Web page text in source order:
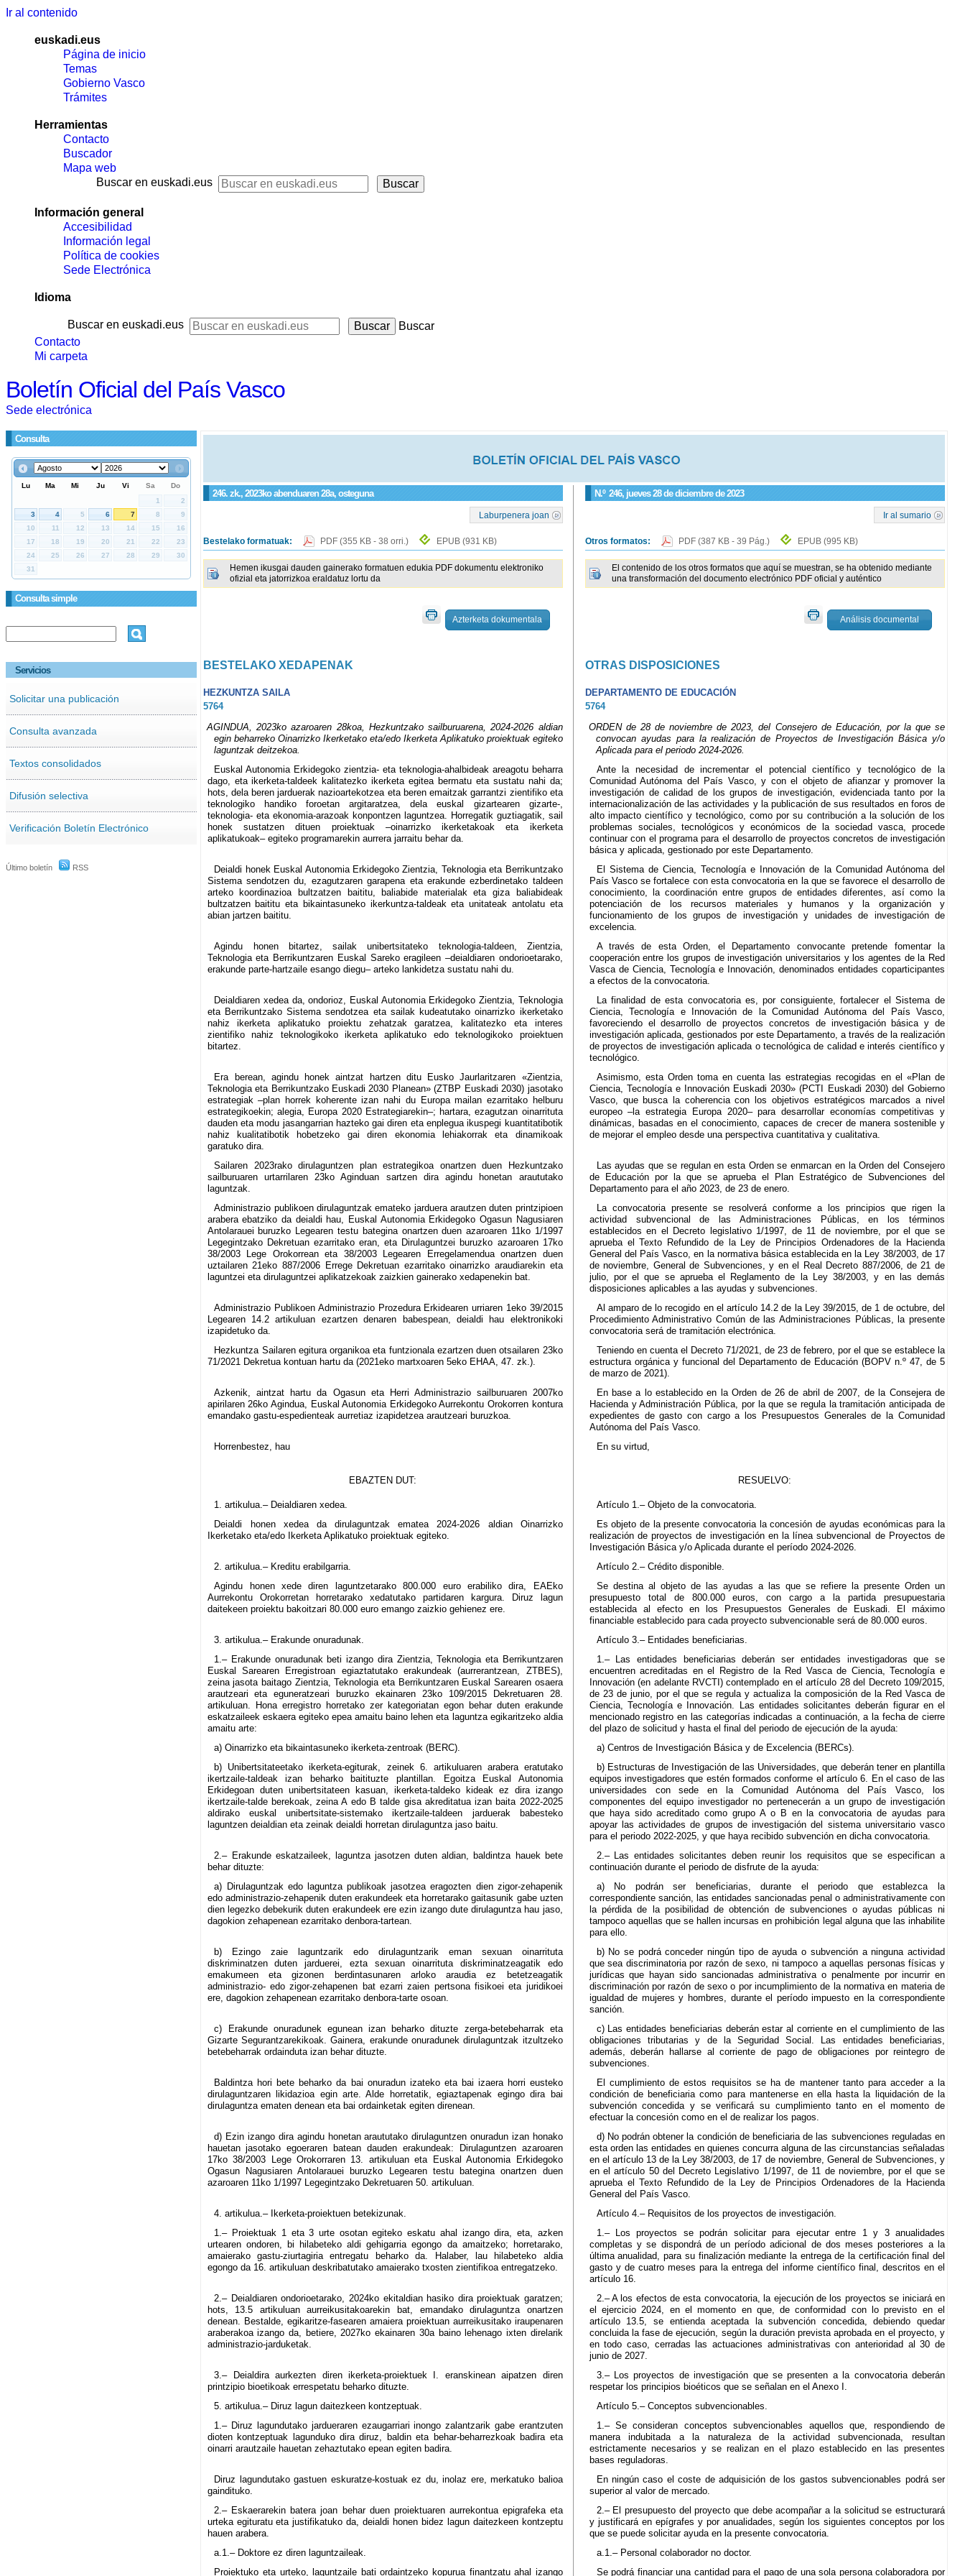
Ir al contenido
euskadi.eus
Página de inicio
Temas
Gobierno Vasco
Trámites
Herramientas
Contacto
Buscador
Mapa web
Buscar en euskadi.eus
Información general
Accesibilidad
Información legal
Política de cookies
Sede Electrónica
Idioma
Buscar en euskadi.eus
Buscar
Contacto
Mi carpeta
Boletín Oficial del País Vasco
Sede electrónica
Consulta
Consulta simple
Servicios
Solicitar una publicación
Consulta avanzada
Textos consolidados
Difusión selectiva
Verificación Boletín Electrónico
Último boletín RSS
246. zk., 2023ko abenduaren 28a, osteguna N.º 246, jueves 28 de diciembre de 2023
Laburpenera joan
Bestelako formatuak: PDF (355 KB - 38 orri.) EPUB (931 KB)
Hemen ikusgai dauden gainerako formatuen edukia PDF dokumentu elektroniko
ofizial eta jatorrizkoa eraldatuz lortu da
Azterketa dokumentala
Ir al sumario
Otros formatos: PDF (387 KB - 39 Pág.) EPUB (995 KB)
El contenido de los otros formatos que aquí se muestran, se ha obtenido mediante
una transformación del documento electrónico PDF oficial y auténtico
Análisis documental
BESTELAKO XEDAPENAK OTRAS DISPOSICIONES
HEZKUNTZA SAILA
DEPARTAMENTO DE EDUCACIÓN
5764
5764
AGINDUA, 2023ko azaroaren 28koa, Hezkuntzako sailburuarena, 2024-2026 aldian
egin beharreko Oinarrizko Ikerketako eta/edo Ikerketa Aplikatuko proiektuak egiteko
laguntzak deitzekoa.
ORDEN de 28 de noviembre de 2023, del Consejero de Educación, por la que se
convocan ayudas para la realización de Proyectos de Investigación Básica y/o
Aplicada para el periodo 2024-2026.
Euskal Autonomia Erkidegoko zientzia- eta teknologia-ahalbideak areagotu beharra
dago, eta ikerketa-taldeek kalitatezko ikerketa egitea bermatu eta sustatu nahi da;
hots, dela beren jarduerak nazioartekotzea eta beren emaitzak garrantzi zientifiko eta
teknologiko handiko foroetan argitaratzea, dela euskal gizartearen gizarte-,
teknologia- eta ekonomia-arazoak konpontzen laguntzea. Horregatik guztiagatik, sail
honek sustatzen dituen proiektuak –oinarrizko ikerketakoak eta ikerketa
aplikatukoak– egiteko programarekin aurrera jarraitu behar da.
Ante la necesidad de incrementar el potencial científico y tecnológico de la
Comunidad Autónoma del País Vasco, y con el objeto de afianzar y promover la
investigación de calidad de los grupos de investigación, evidenciada tanto por la
internacionalización de las actividades y la publicación de sus resultados en foros de
alto impacto científico y tecnológico, como por su contribución a la solución de los
problemas sociales, tecnológicos y económicos de la sociedad vasca, procede
continuar con el programa para el desarrollo de proyectos concretos de investigación
básica y aplicada, gestionado por este Departamento.
Deialdi honek Euskal Autonomia Erkidegoko Zientzia, Teknologia eta Berrikuntzako
Sistema sendotzen du, ezagutzaren garapena eta erakunde ezberdinetako taldeen
arteko koordinazioa bultzatzen baititu, baliabide materialak eta giza baliabideak
bultzatzen baititu eta bikaintasuneko ikerkuntza-taldeak eta unitateak antolatu eta
abian jartzen baititu.
El Sistema de Ciencia, Tecnología e Innovación de la Comunidad Autónoma del
País Vasco se fortalece con esta convocatoria en la que se favorece el desarrollo de
conocimiento, la coordinación entre grupos de entidades diferentes, así como la
potenciación de los recursos materiales y humanos y la organización y
funcionamiento de los grupos de investigación y unidades de investigación de
excelencia.
Agindu honen bitartez, sailak unibertsitateko teknologia-taldeen, Zientzia,
Teknologia eta Berrikuntzaren Euskal Sareko eragileen –deialdiaren ondorioetarako,
erakunde parte-hartzaile esango diegu– arteko lankidetza sustatu nahi du.
A través de esta Orden, el Departamento convocante pretende fomentar la
cooperación entre los grupos de investigación universitarios y los agentes de la Red
Vasca de Ciencia, Tecnología e Innovación, denominados entidades coparticipantes
a efectos de la convocatoria.
Deialdiaren xedea da, ondorioz, Euskal Autonomia Erkidegoko Zientzia, Teknologia
eta Berrikuntzako Sistema sendotzea eta sailak kudeatutako oinarrizko ikerketako
nahiz ikerketa aplikatuko proiektu zehatzak garatzea, kalitatezko eta interes
zientifiko nahiz teknologikoko ikerketa aplikatuko edo teknologikoko proiektuen
bitartez.
La finalidad de esta convocatoria es, por consiguiente, fortalecer el Sistema de
Ciencia, Tecnología e Innovación de la Comunidad Autónoma del País Vasco,
favoreciendo el desarrollo de proyectos concretos de investigación básica y de
investigación aplicada, gestionados por este Departamento, a través de la realización
de proyectos de investigación aplicada o tecnológica de calidad e interés científico y
tecnológico.
Era berean, agindu honek aintzat hartzen ditu Eusko Jaurlaritzaren «Zientzia,
Teknologia eta Berrikuntzako Euskadi 2030 Planean» (ZTBP Euskadi 2030) jasotako
estrategiak –plan horrek koherente izan nahi du Europa mailan ezarritako helburu
estrategikoekin; alegia, Europa 2020 Estrategiarekin–; hartara, ezagutzan oinarrituta
dauden eta modu jasangarrian hazteko gai diren eta enplegua ikuspegi kuantitatibotik
nahiz kualitatibotik hobetzeko gai diren ekonomia lehiakorrak eta dinamikoak
garatuko dira.
Asimismo, esta Orden toma en cuenta las estrategias recogidas en el «Plan de
Ciencia, Tecnología e Innovación Euskadi 2030» (PCTI Euskadi 2030) del Gobierno
Vasco, que busca la coherencia con los objetivos estratégicos marcados a nivel
europeo –la estrategia Europa 2020– para desarrollar economías competitivas y
dinámicas, basadas en el conocimiento, capaces de crecer de manera sostenible y
de mejorar el empleo desde una perspectiva cuantitativa y cualitativa.
Sailaren 2023rako dirulaguntzen plan estrategikoa onartzen duen Hezkuntzako
sailburuaren urtarrilaren 23ko Aginduan sartzen dira agindu honetan araututako
laguntzak.
Las ayudas que se regulan en esta Orden se enmarcan en la Orden del Consejero
de Educación por la que se aprueba el Plan Estratégico de Subvenciones del
Departamento para el año 2023, de 23 de enero.
Administrazio publikoen dirulaguntzak emateko jarduera arautzen duten printzipioen
arabera ebatziko da deialdi hau, Euskal Autonomia Erkidegoko Ogasun Nagusiaren
Antolarauei buruzko Legearen testu bategina onartzen duen azaroaren 11ko 1/1997
Legegintzako Dekretuan ezarritako eran, eta Dirulaguntzei buruzko azaroaren 17ko
38/2003 Lege Orokorrean eta 38/2003 Legearen Erregelamendua onartzen duen
uztailaren 21eko 887/2006 Errege Dekretuan ezarritako oinarrizko araudiarekin eta
laguntzei eta dirulaguntzei aplikatzekoak zaizkien gainerako xedapenekin bat.
La convocatoria presente se resolverá conforme a los principios que rigen la
actividad subvencional de las Administraciones Públicas, en los términos
establecidos en el Decreto legislativo 1/1997, de 11 de noviembre, por el que se
aprueba el Texto Refundido de la Ley de Principios Ordenadores de la Hacienda
General del País Vasco, en la normativa básica establecida en la Ley 38/2003, de 17
de noviembre, General de Subvenciones, y en el Real Decreto 887/2006, de 21 de
julio, por el que se aprueba el Reglamento de la Ley 38/2003, y en las demás
disposiciones aplicables a las ayudas y subvenciones.
Administrazio Publikoen Administrazio Prozedura Erkidearen urriaren 1eko 39/2015
Legearen 14.2 artikuluan ezartzen denaren babespean, deialdi hau elektronikoki
izapidetuko da.
Al amparo de lo recogido en el artículo 14.2 de la Ley 39/2015, de 1 de octubre, del
Procedimiento Administrativo Común de las Administraciones Públicas, la presente
convocatoria será de tramitación electrónica.
Hezkuntza Sailaren egitura organikoa eta funtzionala ezartzen duen otsailaren 23ko
71/2021 Dekretua kontuan hartu da (2021eko martxoaren 5eko EHAA, 47. zk.).
Teniendo en cuenta el Decreto 71/2021, de 23 de febrero, por el que se establece la
estructura orgánica y funcional del Departamento de Educación (BOPV n.º 47, de 5
de marzo de 2021).
Azkenik, aintzat hartu da Ogasun eta Herri Administrazio sailburuaren 2007ko
apirilaren 26ko Agindua, Euskal Autonomia Erkidegoko Aurrekontu Orokorren kontura
emandako gastu-espedienteak aurretiaz izapidetzea arautzeari buruzkoa.
En base a lo establecido en la Orden de 26 de abril de 2007, de la Consejera de
Hacienda y Administración Pública, por la que se regula la tramitación anticipada de
expedientes de gasto con cargo a los Presupuestos Generales de la Comunidad
Autónoma del País Vasco.
Horrenbestez, hau
En su virtud,
EBAZTEN DUT: RESUELVO:
1. artikulua.– Deialdiaren xedea.
Artículo 1.– Objeto de la convocatoria.
Deialdi honen xedea da dirulaguntzak ematea 2024-2026 aldian Oinarrizko
Ikerketako eta/edo Ikerketa Aplikatuko proiektuak egiteko.
Es objeto de la presente convocatoria la concesión de ayudas económicas para la
realización de proyectos de investigación en la línea subvencional de Proyectos de
Investigación Básica y/o Aplicada durante el período 2024-2026.
2. artikulua.– Kreditu erabilgarria.
Artículo 2.– Crédito disponible.
Agindu honen xede diren laguntzetarako 800.000 euro erabiliko dira, EAEko
Aurrekontu Orokorretan horretarako xedatutako partidaren kargura. Diruz lagun
daitekeen proiektu bakoitzari 80.000 euro emango zaizkio gehienez ere.
Se destina al objeto de las ayudas a las que se refiere la presente Orden un
presupuesto total de 800.000 euros, con cargo a la partida presupuestaria
establecida al efecto en los Presupuestos Generales de Euskadi. El máximo
financiable establecido para cada proyecto subvencionable será de 80.000 euros.
3. artikulua.– Erakunde onuradunak.
Artículo 3.– Entidades beneficiarias.
1.– Erakunde onuradunak beti izango dira Zientzia, Teknologia eta Berrikuntzaren
Euskal Sarearen Erregistroan egiaztatutako erakundeak (aurrerantzean, ZTBES),
zeina jasota baitago Zientzia, Teknologia eta Berrikuntzaren Euskal Sarearen osaera
arautzeari eta eguneratzeari buruzko ekainaren 23ko 109/2015 Dekretuaren 28.
artikuluan. Hona erregistro horretako zer kategoriatan egon behar duten erakunde
eskatzaileek eskaera egiteko epea amaitu baino lehen eta laguntza egikaritzeko aldia
amaitu arte:
1.– Las entidades beneficiarias deberán ser entidades investigadoras que se
encuentren acreditadas en el Registro de la Red Vasca de Ciencia, Tecnología e
Innovación (en adelante RVCTI) contemplado en el artículo 28 del Decreto 109/2015,
de 23 de junio, por el que se regula y actualiza la composición de la Red Vasca de
Ciencia, Tecnología e Innovación. Las entidades solicitantes deberán figurar en el
mencionado registro en las categorías indicadas a continuación, a la fecha de cierre
del plazo de solicitud y hasta el final del periodo de ejecución de la ayuda:
a) Oinarrizko eta bikaintasuneko ikerketa-zentroak (BERC).
a) Centros de Investigación Básica y de Excelencia (BERCs).
b) Unibertsitateetako ikerketa-egiturak, zeinek 6. artikuluaren arabera eratutako
ikertzaile-taldeak izan beharko baitituzte plantillan. Egoitza Euskal Autonomia
Erkidegoan duten unibertsitateen kasuan, ikerketa-taldeko kideak ez dira izango
ikertzaile-talde berekoak, zeina A edo B talde gisa akreditatua izan baita 2022-2025
aldirako euskal unibertsitate-sistemako ikertzaile-taldeen jarduerak babesteko
laguntzen deialdian eta zeinak deialdi horretan dirulaguntza jaso baitu.
b) Estructuras de Investigación de las Universidades, que deberán tener en plantilla
equipos investigadores que estén formados conforme el artículo 6. En el caso de las
universidades con sede en la Comunidad Autónoma del País Vasco, los
componentes del equipo investigador no pertenecerán a un grupo de investigación
que haya sido acreditado como grupo A o B en la convocatoria de ayudas para
apoyar las actividades de grupos de investigación del sistema universitario vasco
para el periodo 2022-2025, y que haya recibido subvención en dicha convocatoria.
2.– Erakunde eskatzaileek, laguntza jasotzen duten aldian, baldintza hauek bete
behar dituzte:
2.– Las entidades solicitantes deben reunir los requisitos que se especifican a
continuación durante el periodo de disfrute de la ayuda:
a) Dirulaguntzak edo laguntza publikoak jasotzea eragozten dien zigor-zehapenik
edo administrazio-zehapenik duten erakundeek eta horretarako gaitasunik gabe uzten
dien legezko debekurik duten erakundeek ere ezin izango dute dirulaguntza hau jaso,
dagokion zehapenean ezarritako denbora-tartean.
a) No podrán ser beneficiarias, durante el periodo que establezca la
correspondiente sanción, las entidades sancionadas penal o administrativamente con
la pérdida de la posibilidad de obtención de subvenciones o ayudas públicas ni
tampoco aquellas que se hallen incursas en prohibición legal alguna que las inhabilite
para ello.
b) Ezingo zaie laguntzarik edo dirulaguntzarik eman sexuan oinarrituta
diskriminatzen duten jarduerei, ezta sexuan oinarrituta diskriminatzeagatik edo
emakumeen eta gizonen berdintasunaren arloko araudia ez betetzeagatik
administrazio- edo zigor-zehapenen bat ezarri zaien pertsona fisikoei eta juridikoei
ere, dagokion zehapenean ezarritako denbora-tarte osoan.
b) No se podrá conceder ningún tipo de ayuda o subvención a ninguna actividad
que sea discriminatoria por razón de sexo, ni tampoco a aquellas personas físicas y
jurídicas que hayan sido sancionadas administrativa o penalmente por incurrir en
discriminación por razón de sexo o por incumplimiento de la normativa en materia de
igualdad de mujeres y hombres, durante el período impuesto en la correspondiente
sanción.
c) Erakunde onuradunek egunean izan beharko dituzte zerga-betebeharrak eta
Gizarte Segurantzarekikoak. Gainera, erakunde onuradunek dirulaguntzak itzultzeko
betebeharrak ordainduta izan behar dituzte.
c) Las entidades beneficiarias deberán estar al corriente en el cumplimiento de las
obligaciones tributarias y de la Seguridad Social. Las entidades beneficiarias,
además, deberán hallarse al corriente de pago de obligaciones por reintegro de
subvenciones.
Baldintza hori bete beharko da bai onuradun izateko eta bai izaera horri eusteko
dirulaguntzaren likidazioa egin arte. Alde horretatik, egiaztapenak egingo dira bai
dirulaguntza ematen denean eta bai ordainketak egiten direnean.
El cumplimiento de estos requisitos se ha de mantener tanto para acceder a la
condición de beneficiaria como para mantenerse en ella hasta la liquidación de la
subvención concedida y se verificará su cumplimiento tanto en el momento de
efectuar la concesión como en el de realizar los pagos.
d) Ezin izango dira agindu honetan araututako dirulaguntzen onuradun izan honako
hauetan jasotako egoeraren batean dauden erakundeak: Dirulaguntzen azaroaren
17ko 38/2003 Lege Orokorraren 13. artikuluan eta Euskal Autonomia Erkidegoko
Ogasun Nagusiaren Antolarauei buruzko Legearen testu bategina onartzen duen
azaroaren 11ko 1/1997 Legegintzako Dekretuaren 50. artikuluan.
d) No podrán obtener la condición de beneficiaria de las subvenciones reguladas en
esta orden las entidades en quienes concurra alguna de las circunstancias señaladas
en el artículo 13 de la Ley 38/2003, de 17 de noviembre, General de Subvenciones, y
en el artículo 50 del Decreto Legislativo 1/1997, de 11 de noviembre, por el que se
aprueba el Texto Refundido de la Ley de Principios Ordenadores de la Hacienda
General del País Vasco.
4. artikulua.– Ikerketa-proiektuen betekizunak.
Artículo 4.– Requisitos de los proyectos de investigación.
1.– Proiektuak 1 eta 3 urte osotan egiteko eskatu ahal izango dira, eta, azken
urtearen ondoren, bi hilabeteko aldi gehigarria egongo da amaitzeko; horretarako,
amaierako gastu-ziurtagiria entregatu beharko da. Halaber, lau hilabeteko aldia
egongo da 16. artikuluan deskribatutako amaierako txosten zientifikoa entregatzeko.
1.– Los proyectos se podrán solicitar para ejecutar entre 1 y 3 anualidades
completas y se dispondrá de un período adicional de dos meses posteriores a la
última anualidad, para su finalización mediante la entrega de la certificación final del
gasto y de cuatro meses para la entrega del informe científico final, descritos en el
artículo 16.
2.– Deialdiaren ondorioetarako, 2024ko ekitaldian hasiko dira proiektuak garatzen;
hots, 13.5 artikuluan aurreikusitakoarekin bat, emandako dirulaguntza onartzen
denean. Bestalde, egikaritze-fasearen amaiera proiektuan aurreikusitako iraupenaren
araberakoa izango da, betiere, 2027ko ekainaren 30a baino lehenago ixten direlarik
administrazio-jarduketak.
2.– A los efectos de esta convocatoria, la ejecución de los proyectos se iniciará en
el ejercicio 2024, en el momento en que, de conformidad con lo previsto en el
artículo 13.5, se entienda aceptada la subvención concedida, debiendo quedar
concluida la fase de ejecución, según la duración prevista aprobada en el proyecto, y
en todo caso, cerradas las actuaciones administrativas con anterioridad al 30 de
junio de 2027.
3.– Deialdira aurkezten diren ikerketa-proiektuek I. eranskinean aipatzen diren
printzipio bioetikoak errespetatu beharko dituzte.
3.– Los proyectos de investigación que se presenten a la convocatoria deberán
respetar los principios bioéticos que se señalan en el Anexo I.
5. artikulua.– Diruz lagun daitezkeen kontzeptuak.
Artículo 5.– Conceptos subvencionables.
1.– Diruz lagundutako jardueraren ezaugarriari inongo zalantzarik gabe erantzuten
dioten kontzeptuak lagunduko dira diruz, baldin eta behar-beharrezkoak badira eta
oinarri arautzaile hauetan zehaztutako epean egiten badira.
1.– Se consideran conceptos subvencionables aquellos que, respondiendo de
manera indubitada a la naturaleza de la actividad subvencionada, resultan
estrictamente necesarios y se realizan en el plazo establecido en las presentes
bases reguladoras.
Diruz lagundutako gastuen eskuratze-kostuak ez du, inolaz ere, merkatuko balioa
gaindituko.
En ningún caso el coste de adquisición de los gastos subvencionables podrá ser
superior al valor de mercado.
2.– Eskaerarekin batera joan behar duen proiektuaren aurrekontua epigrafeka eta
urteka egituratu eta justifikatuko da, deialdi honen bidez lagun daitezkeen kontzeptu
hauen arabera.
2.– El presupuesto del proyecto que debe acompañar a la solicitud se estructurará
y justificará en epígrafes y por anualidades, según los siguientes conceptos por los
que se puede solicitar ayuda en la presente convocatoria.
a.1.– Doktore ez diren laguntzaileak.
a.1.– Personal colaborador no doctor.
Proiektuko eta urteko, laguntzaile bati ordaintzeko kopurua finantzatu ahal izango
Se podrá financiar una cantidad para el pago de una sola persona colaboradora por